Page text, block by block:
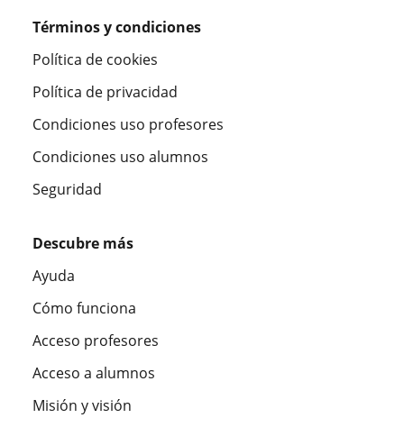
Términos y condiciones
Política de cookies
Política de privacidad
Condiciones uso profesores
Condiciones uso alumnos
Seguridad
Descubre más
Ayuda
Cómo funciona
Acceso profesores
Acceso a alumnos
Misión y visión